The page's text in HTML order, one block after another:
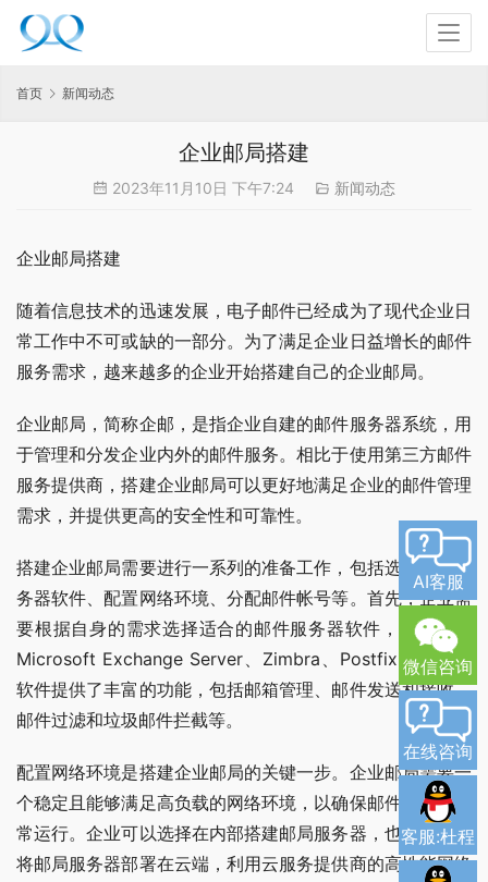
首页 新闻动态
企业邮局搭建
2023年11月10日 下午7:24 新闻动态
企业邮局搭建
随着信息技术的迅速发展，电子邮件已经成为了现代企业日
常工作中不可或缺的一部分。为了满足企业日益增长的邮件
服务需求，越来越多的企业开始搭建自己的企业邮局。
企业邮局，简称企邮，是指企业自建的邮件服务器系统，用
于管理和分发企业内外的邮件服务。相比于使用第三方邮件
服务提供商，搭建企业邮局可以更好地满足企业的邮件管理
需求，并提供更高的安全性和可靠性。
搭建企业邮局需要进行一系列的准备工作，包括选择邮件服
务器软件、配置网络环境、分配邮件帐号等。首先，企业需
要根据自身的需求选择适合的邮件服务器软件，常见的有
Microsoft Exchange Server、Zimbra、Postfix等。这些
软件提供了丰富的功能，包括邮箱管理、邮件发送和接收、
邮件过滤和垃圾邮件拦截等。
配置网络环境是搭建企业邮局的关键一步。企业邮局需要一
个稳定且能够满足高负载的网络环境，以确保邮件系统的正
常运行。企业可以选择在内部搭建邮局服务器，也可以选择
将邮局服务器部署在云端，利用云服务提供商的高性能网络
AI客服
微信咨询
在线咨询
客服:杜程